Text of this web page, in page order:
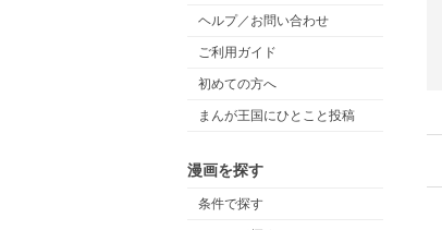
ヘルプ／お問い合わせ
ご利用ガイド
初めての方へ
まんが王国にひとこと投稿
漫画を探す
条件で探す